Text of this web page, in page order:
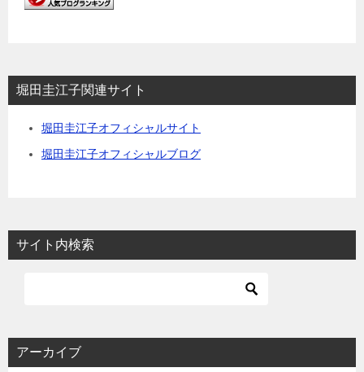
堀田圭江子関連サイト
堀田圭江子オフィシャルサイト
堀田圭江子オフィシャルブログ
サイト内検索
アーカイブ